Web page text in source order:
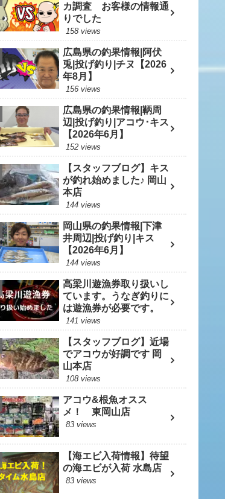
カ調査 お客様の情報通
りでした
158 views
広島県の釣果情報|阿伏
兎|投げ釣り|チヌ【2026
年8月】
156 views
広島県の釣果情報|鞆周
辺|投げ釣り|アコウ･キス
【2026年6月】
152 views
【スタッフブログ】キス
が釣れ始めました♪ 岡山
本店
144 views
岡山県の釣果情報|下津
井周辺|投げ釣り|キス
【2026年6月】
144 views
高梁川遊漁券取り扱いし
ています。うなぎ釣りに
は遊漁券が必要です。
141 views
【スタッフブログ】近場
でアコウが好調です 岡
山本店
108 views
アコウ&根魚オスス
メ！ 東岡山店
83 views
【海エビ入荷情報】待望
の海エビが入荷 水島店
83 views